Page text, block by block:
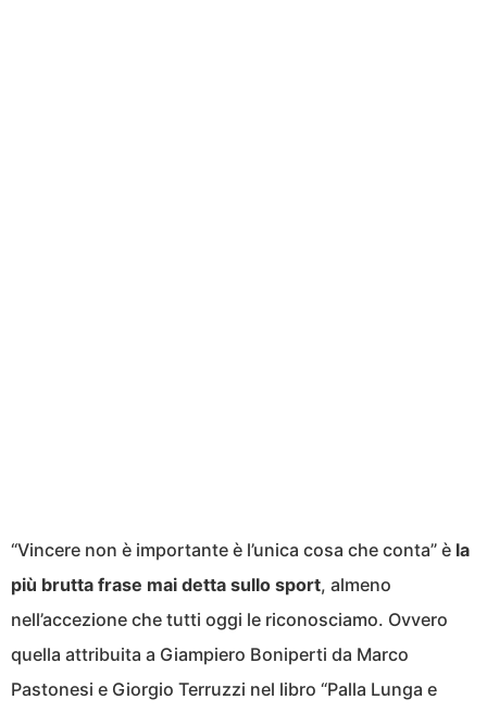
“Vincere non è importante è l’unica cosa che conta” è la
più brutta frase mai detta sullo sport, almeno
nell’accezione che tutti oggi le riconosciamo. Ovvero
quella attribuita a Giampiero Boniperti da Marco
Pastonesi e Giorgio Terruzzi nel libro “Palla Lunga e